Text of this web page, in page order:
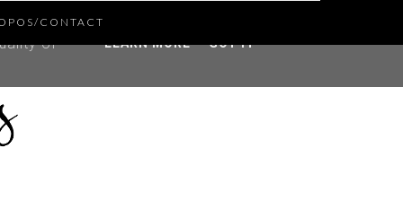
CONTACT
and
of
LEARN MORE GOT IT